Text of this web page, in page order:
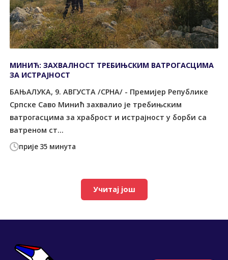
прије 35 минута
МИНИЋ: ЗАХВАЛНОСТ ТРЕБИЊСКИМ ВАТРОГАСЦИМА
ЗА ИСТРАЈНОСТ
БАЊАЛУКА, 9. АВГУСТА /СРНА/ - Премијер Републике
Српске Саво Минић захвалио је требињским
ватрогасцима за храброст и истрајност у борби са
ватреном ст...
Учитај још